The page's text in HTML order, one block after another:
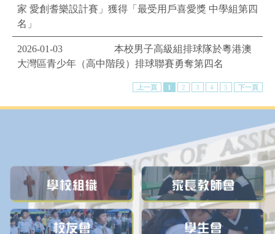
家 愛創耆樂設計賽」獲得「最受用戶喜愛獎 中學組第四
名」
2026-01-03
本校男子高級組排球隊於粵港澳
大灣區青少年（高中階段）排球聯賽勇奪第四名
上一頁 1 2 3 4 5 下一頁